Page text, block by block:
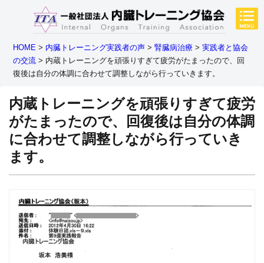
HOME > 内臓トレーニング実践者の声 >腎臓病治療 >実践者と協会
の交流 > 内蔵トレーニングを頑張りすぎて疲労がたまったので、回
復後は自分の体調に合わせて調整しながら行っていきます。
内蔵トレーニングを頑張りすぎて疲労
がたまったので、回復後は自分の体調
に合わせて調整しながら行っていき
ます。